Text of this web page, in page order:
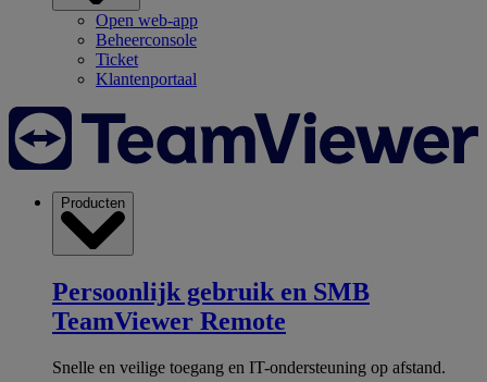
Open web-app
Beheerconsole
Ticket
Klantenportaal
Producten
Persoonlijk gebruik en SMB
TeamViewer Remote
Snelle en veilige toegang en IT-ondersteuning op afstand.